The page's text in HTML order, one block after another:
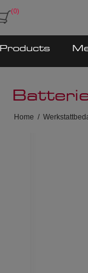
(0)
Products
Home /